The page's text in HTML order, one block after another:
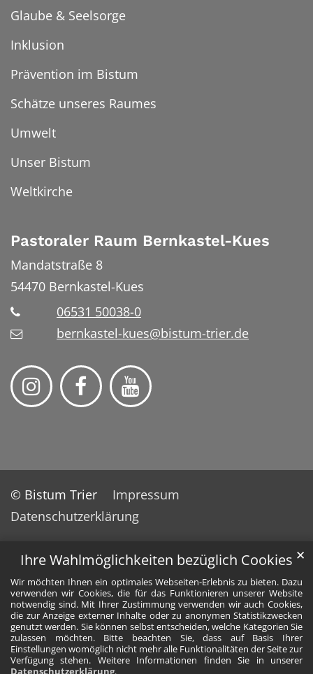
Ihre Wahlmöglichkeiten bezüglich Cookies
Wir möchten Ihnen ein optimales Webseiten-Erlebnis zu bieten. Dazu
verwenden wir Cookies, die für das Funktionieren unserer Website
notwendig sind. Mit Ihrer Zustimmung verwenden wir auch Cookies,
die zur Anzeige externer Inhalte oder zu anonymen Statistikzwecken
genutzt werden. Sie können selbst entscheiden, welche Kategorien Sie
zulassen möchten. Bitte beachten Sie, dass auf Basis Ihrer
Einstellungen womöglich nicht mehr alle Funktionalitäten der Seite zur
Verfügung stehen. Weitere Informationen finden Sie in unserer
Datenschutzerklärung.
✕
Glaube & Seelsorge
Inklusion
Prävention im Bistum
Schätze unseres Raumes
Umwelt
Unser Bistum
Weltkirche
Pastoraler Raum Bernkastel-Kues
Mandatstraße 8
54470 Bernkastel-Kues
06531 50038-0
bernkastel-kues@bistum-trier.de
© Bistum Trier
Impressum
Datenschutzerklärung